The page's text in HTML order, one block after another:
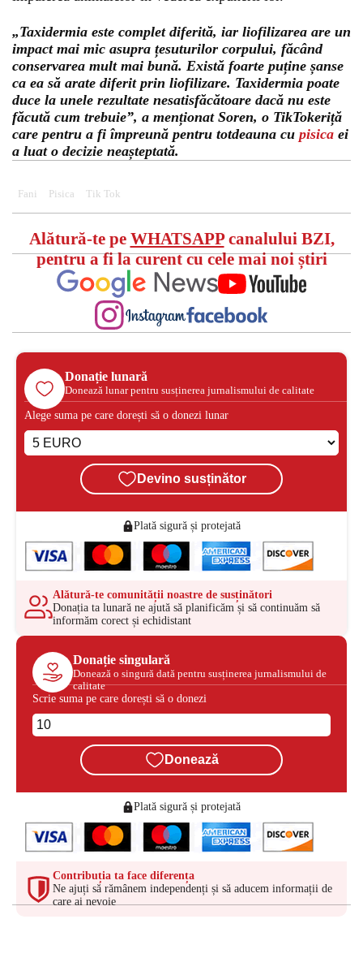
„Taxidermia este complet diferită, iar liofilizarea are un
impact mai mic asupra țesuturilor corpului, făcând
conservarea mult mai bună. Există foarte puține șanse
ca ea să arate diferit prin liofilizare. Taxidermia poate
duce la unele rezultate nesatisfăcătoare dacă nu este
făcută cum trebuie”, a menționat Soren, o TikTokeriță
care pentru a fi împreună pentru totdeauna cu pisica ei
a luat o decizie neașteptată.
Fani Pisica Tik Tok
Alătură-te pe WHATSAPPcanalului BZI,
pentru a fi la curent cu cele mai noi știri
Donație lunară
Donează lunar pentru susținerea jurnalismului de calitate
Alege suma pe care dorești să o donezi lunar
Devino susținător
Plată sigură și protejată
Alătură-te comunității noastre de susținători
Donația ta lunară ne ajută să planificăm și să continuăm să
informăm corect și echidistant
Donație singulară
Donează o singură dată pentru susținerea jurnalismului de
calitate
Scrie suma pe care dorești să o donezi
Donează
Plată sigură și protejată
Contribuția ta face diferența
Ne ajuți să rămânem independenți și să aducem informații de
care ai nevoie